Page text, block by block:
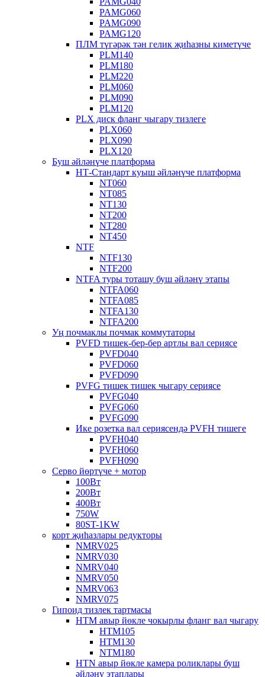
PAMG060
PAMG090
PAMG120
ПЛМ түгәрәк тән гелик җиһазны киметүче
PLM140
PLM180
PLM220
PLM060
PLM090
PLM120
PLX диск фланг чыгару тизлеге
PLX060
PLX090
PLX120
Буш әйләнүче платформа
НТ-Стандарт куыш әйләнүче платформа
NT060
NT085
NT130
NT200
NT280
NT450
NTF
NTF130
NTF200
NTFA туры тоташу буш әйләнү этапы
NTFA060
NTFA085
NTFA130
NTFA200
Уң почмаклы почмак коммутаторы
PVFD тишек-бер-бер артлы вал сериясе
PVFD040
PVFD060
PVFD090
PVFG тишек тишек чыгару сериясе
PVFG040
PVFG060
PVFG090
Ике розетка вал сериясендә PVFH тишеге
PVFH040
PVFH060
PVFH090
Серво йөртүче + мотор
100Вт
200Вт
400Вт
750W
80ST-1KW
корт җиһазлары редукторы
NMRV025
NMRV030
NMRV040
NMRV050
NMRV063
NMRV075
Гипоид тизлек тартмасы
HTM авыр йөкле чокырлы фланг вал чыгару
HTM105
HTM130
NTM180
HTN авыр йөкле камера роликлары буш
әйләнү этаплары